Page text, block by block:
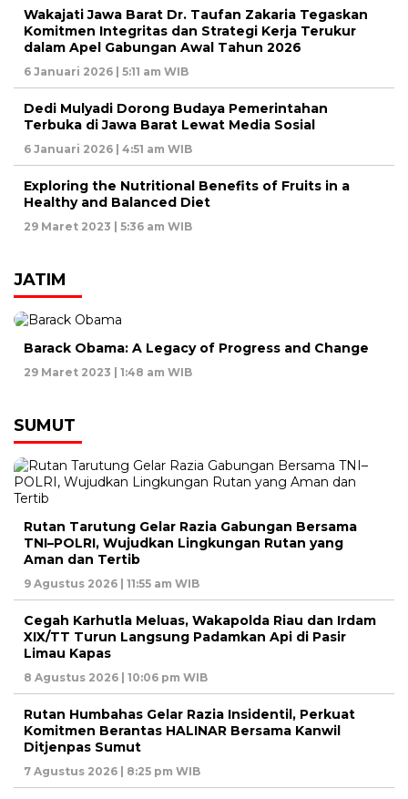
Wakajati Jawa Barat Dr. Taufan Zakaria Tegaskan
Komitmen Integritas dan Strategi Kerja Terukur
dalam Apel Gabungan Awal Tahun 2026
6 Januari 2026 | 5:11 am WIB
Dedi Mulyadi Dorong Budaya Pemerintahan
Terbuka di Jawa Barat Lewat Media Sosial
6 Januari 2026 | 4:51 am WIB
Exploring the Nutritional Benefits of Fruits in a
Healthy and Balanced Diet
29 Maret 2023 | 5:36 am WIB
JATIM
Barack Obama: A Legacy of Progress and Change
29 Maret 2023 | 1:48 am WIB
SUMUT
Rutan Tarutung Gelar Razia Gabungan Bersama
TNI–POLRI, Wujudkan Lingkungan Rutan yang
Aman dan Tertib
9 Agustus 2026 | 11:55 am WIB
Cegah Karhutla Meluas, Wakapolda Riau dan Irdam
XIX/TT Turun Langsung Padamkan Api di Pasir
Limau Kapas
8 Agustus 2026 | 10:06 pm WIB
Rutan Humbahas Gelar Razia Insidentil, Perkuat
Komitmen Berantas HALINAR Bersama Kanwil
Ditjenpas Sumut
7 Agustus 2026 | 8:25 pm WIB